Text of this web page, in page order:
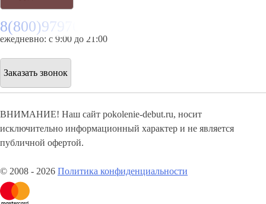
8(800)9797043
ежедневно: с 9:00 до 21:00
Заказать звонок
ВНИМАНИЕ! Наш сайт pokolenie-debut.ru, носит
исключительно информационный характер и не является
публичной офертой.
© 2008 - 2026 Политика конфиденциальности